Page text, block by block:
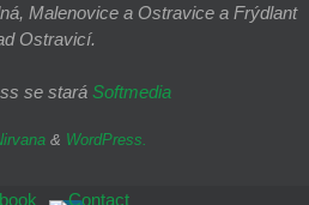
Malenovice a Ostravice a Frýdlant
Ostravicí.
se stará Softmedia
& WordPress.